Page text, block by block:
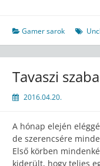
Gamer sarok
Tavaszi
2016.04.20.
A hónap elején
de szerencsére
Első körben
kiderült, hogy teljes